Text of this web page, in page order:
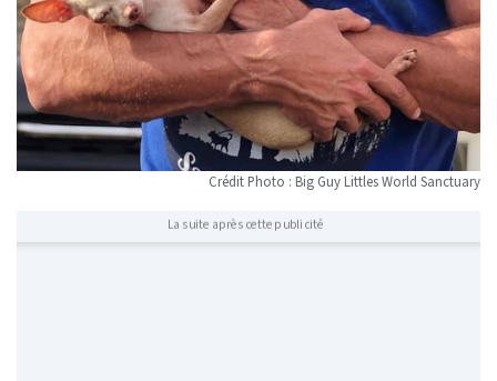
Crédit Photo : Big Guy Littles World Sanctuary
La suite après cette publicité